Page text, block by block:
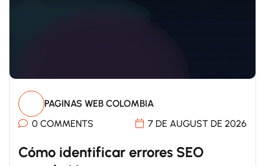
PAGINAS WEB COLOMBIA
0 COMMENTS
7 DE AUGUST DE 2026
Cómo identificar errores SEO